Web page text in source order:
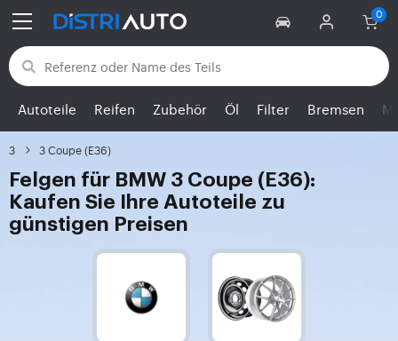
Zurück zu den Kategorien
Autoteile Reifen Zubehör Öl Filter Bremsen
3 3 Coupe (E36)
Felgen für BMW 3 Coupe (E36):
Kaufen Sie Ihre Autoteile zu
günstigen Preisen